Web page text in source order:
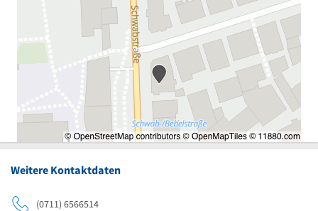
Weitere Kontaktdaten
(0711) 6566514